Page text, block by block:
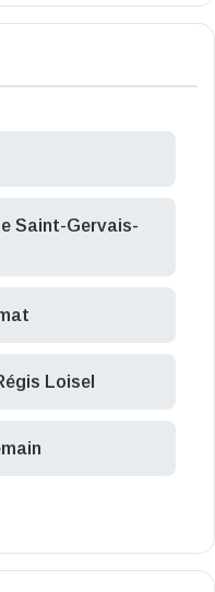
Saint-Gervais-
Loisel